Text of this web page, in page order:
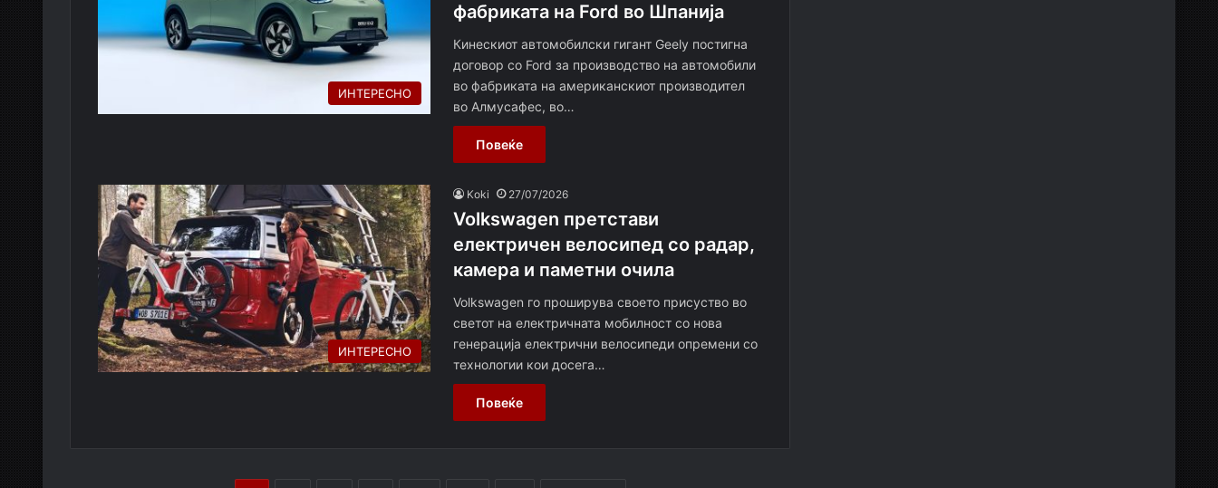
ИНТЕРЕСНО
фабриката на Ford во Шпанија
Кинескиот автомобилски гигант Geely постигна
договор со Ford за производство на автомобили
во фабриката на американскиот производител
во Алмусафес, во…
Повеќе
ИНТЕРЕСНО
Koki 27/07/2026
Volkswagen претстави
електричен велосипед со радар,
камера и паметни очила
Volkswagen го проширува своето присуство во
светот на електричната мобилност со нова
генерација електрични велосипеди опремени со
технологии кои досега…
Повеќе